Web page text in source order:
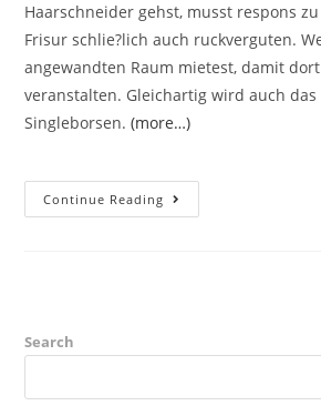
Haarschneider gehst, musst respons
Frisur schlie?lich auch ruckverguten.
angewandten Raum mietest, damit dort
veranstalten. Gleichartig wird auch das
Singleborsen.(more…)
Continue Reading Wenn
Du
Welcher
Unserem
Search